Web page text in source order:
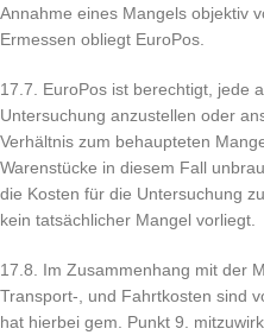
Annahme eines Mangels objektiv
Ermessen obliegt EuroPos.
17.7. EuroPos ist berechtigt, jede
Untersuchung anzustellen oder
Verhältnis zum behaupteten
Warenstücke in diesem Fall
die Kosten für die Untersuchung
kein tatsächlicher Mangel vorliegt.
17.8. Im Zusammenhang mit der
Transport-, und Fahrtkosten sind
hat hierbei gem. Punkt 9.